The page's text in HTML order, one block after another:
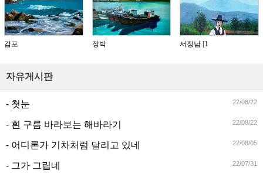
감포 정박 서정남 [1
자유게시판
22/08/22
- 첫눈
22/08/22
- 흰 구름 바라보는 해바라기
22/08/05
- 어디론가 기차처럼 달리고 있네
22/07/31
- 그가 그립네